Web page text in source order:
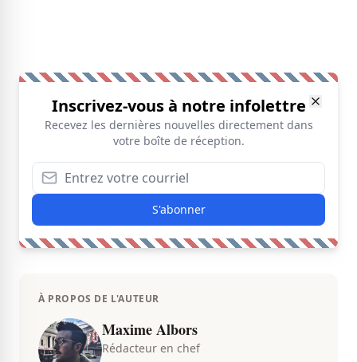
Inscrivez-vous à notre infolettre
Recevez les dernières nouvelles directement dans
votre boîte de réception.
S'abonner
À PROPOS DE L'AUTEUR
Maxime Albors
Rédacteur en chef